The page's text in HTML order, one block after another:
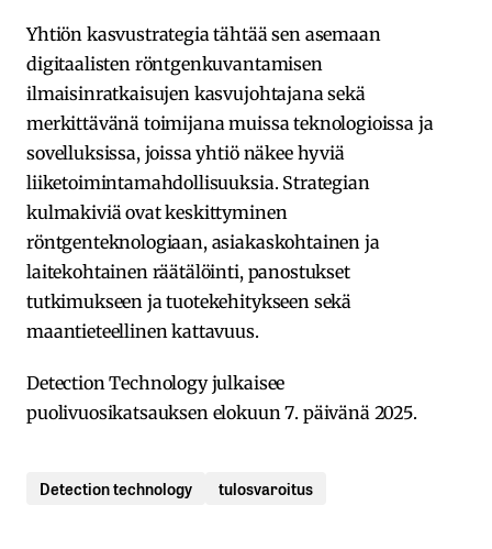
Yhtiön kasvustrategia tähtää sen asemaan
digitaalisten röntgenkuvantamisen
ilmaisinratkaisujen kasvujohtajana sekä
merkittävänä toimijana muissa teknologioissa ja
sovelluksissa, joissa yhtiö näkee hyviä
liiketoimintamahdollisuuksia. Strategian
kulmakiviä ovat keskittyminen
röntgenteknologiaan, asiakaskohtainen ja
laitekohtainen räätälöinti, panostukset
tutkimukseen ja tuotekehitykseen sekä
maantieteellinen kattavuus.
Detection Technology julkaisee
puolivuosikatsauksen elokuun 7. päivänä 2025.
Detection technology tulosvaroitus